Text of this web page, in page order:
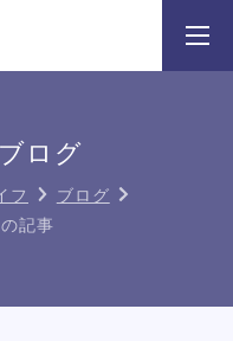
オープンキャンパス
ログ
フ
ブログ
記事